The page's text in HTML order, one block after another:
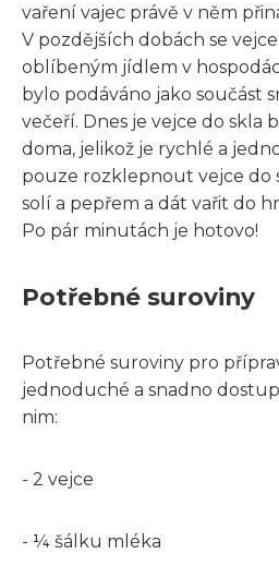
vaření vajec právě v něm
V pozdějších dobách se
oblíbeným jídlem v
bylo podáváno jako součást
večeří. Dnes je vejce do skla
doma, jelikož je rychlé a
pouze rozklepnout vejce do
solí a pepřem a dát vařit do
Po pár minutách je hotovo!
Potřebné suroviny
Potřebné suroviny pro
jednoduché a snadno
nim:
- 2 vejce
- ¼ šálku mléka